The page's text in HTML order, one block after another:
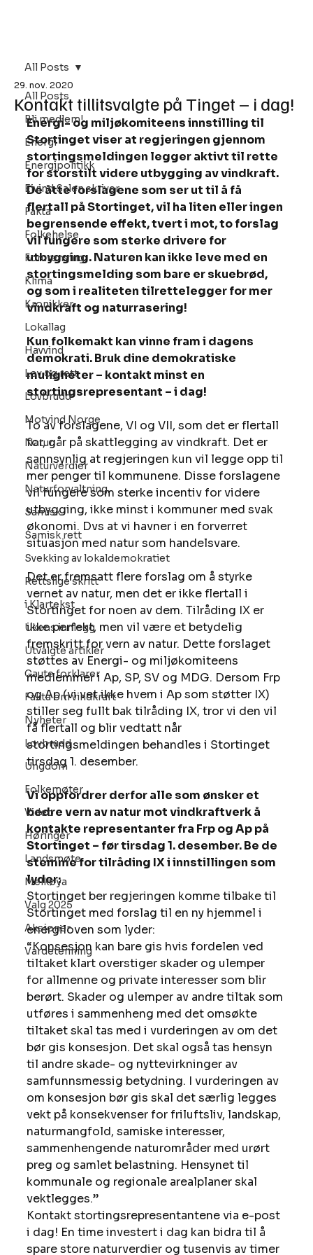
All Posts
Bli medlem!
Energi
Energipolitikk
Eivind Salen skriver
Fakta
Folkehelse
Forurensing
Klima
Kronikker
Lokallag
Havvind
Lov og rett
Lovbrudd
Motvind Norge
Natur
Naturverdier
Naturforvaltning
Samisk
Samisk rett
Svekking av lokaldemokratiet
Rettslige skritt
i Klartekst
Ukens innlegg
Utvalgte artikler
Gaute forklarer
Fakta om vindkraft
Nyheter
Lovbrudd
Ungdom
Folkemøter
Video
Høringer
Landsmøte
Melkøya
Valg 2025
Aksjoner
Vardetenning
All Posts
Kontakt tillitsvalgte på Tinget – i dag!
29. nov. 2020
Energi- og miljøkomiteens innstilling til
Stortinget viser at regjeringen gjennom
stortingsmeldingen legger aktivt til rette
for storstilt videre utbygging av vindkraft.
De åtte forslagene som ser ut til å få
flertall på Stortinget, vil ha liten eller ingen
begrensende effekt, tvert i mot, to forslag
vil fungere som sterke drivere for
utbygging. Naturen kan ikke leve med en
stortingsmelding som bare er skuebrød,
og som i realiteten tilrettelegger for mer
vindkraft og naturrasering!
Kun folkemakt kan vinne fram i dagens
demokrati. Bruk dine demokratiske
muligheter – kontakt minst en
stortingsrepresentant – i dag!
To av forslagene, VI og VII, som det er flertall
for, går på skattlegging av vindkraft. Det er
sannsynlig at regjeringen kun vil legge opp til
mer penger til kommunene. Disse forslagene
vil fungere som sterke incentiv for videre
utbygging, ikke minst i kommuner med svak
økonomi. Dvs at vi havner i en forverret
situasjon med natur som handelsvare.
Det er fremsatt flere forslag om å styrke
vernet av natur, men det er ikke flertall i
Stortinget for noen av dem. Tilråding IX er
ikke perfekt, men vil være et betydelig
fremskritt for vern av natur. Dette forslaget
støttes av Energi- og miljøkomiteens
medlemmer i Ap, SP, SV og MDG. Dersom Frp
og Ap (vi vet ikke hvem i Ap som støtter IX)
stiller seg fullt bak tilråding IX, tror vi den vil
få flertall og blir vedtatt når
stortingsmeldingen behandles i Stortinget
tirsdag 1. desember.
Vi oppfordrer derfor alle som ønsker et
bedre vern av natur mot vindkraftverk å
kontakte representanter fra Frp og Ap på
Stortinget – før tirsdag 1. desember. Be de
stemme for tilråding IX i innstillingen som
lyder:
Stortinget ber regjeringen komme tilbake til
Stortinget med forslag til en ny hjemmel i
energiloven som lyder:
“Konsesjon kan bare gis hvis fordelen ved
tiltaket klart overstiger skader og ulemper
for allmenne og private interesser som blir
berørt. Skader og ulemper av andre tiltak som
utføres i sammenheng med det omsøkte
tiltaket skal tas med i vurderingen av om det
bør gis konsesjon. Det skal også tas hensyn
til andre skade- og nyttevirkninger av
samfunnsmessig betydning. I vurderingen av
om konsesjon bør gis skal det særlig legges
vekt på konsekvenser for friluftsliv, landskap,
naturmangfold, samiske interesser,
sammenhengende naturområder med urørt
preg og samlet belastning. Hensynet til
kommunale og regionale arealplaner skal
vektlegges.”
Kontakt stortingsrepresentantene via e-post
i dag! En time investert i dag kan bidra til å
spare store naturverdier og tusenvis av timer